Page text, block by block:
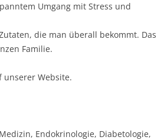
Umgang mit Stress und
die man überall bekommt. Das
Familie.
unserer Website.
Endokrinologie, Diabetologie,